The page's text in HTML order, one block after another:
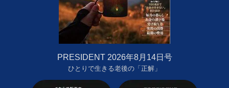
PRESIDENT 2026年8月14日号
ひとりで生きる老後の「正解」